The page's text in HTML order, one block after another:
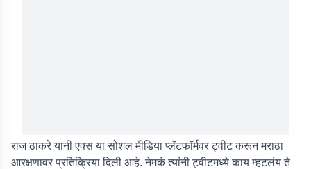
राज ठाकरे यानी एक्स या सोशल मीडिया प्लॅटफॉर्मवर ट्वीट करून मराठा
आरक्षणावर प्रतिक्रिया दिली आहे. नेमकं त्यांनी ट्वीटमध्ये काय म्हटलंय ते